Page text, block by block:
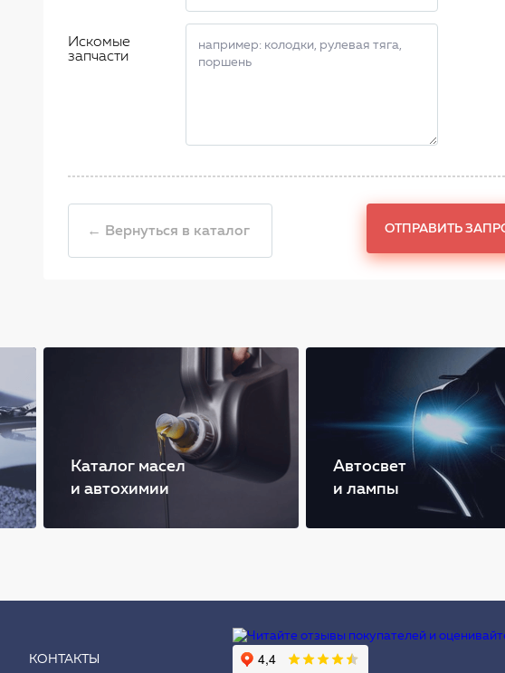
Искомые
запчасти
← Вернуться в каталог ОТПРАВИТЬ
Каталог масел
и автохимии
Автосвет
и лампы
КОНТАКТЫ